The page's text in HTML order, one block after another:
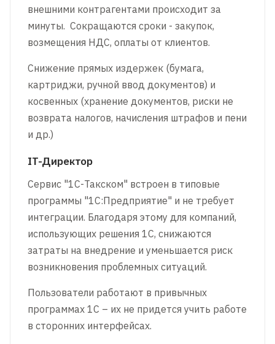
внешними контрагентами происходит за
минуты. Сокращаются сроки - закупок,
возмещения НДС, оплаты от клиентов.
Снижение прямых издержек (бумага,
картриджи, ручной ввод документов) и
косвенных (хранение документов, риски не
возврата налогов, начисления штрафов и пени
и др.)
IT-Директор
Сервис "1С-Такском" встроен в типовые
программы "1С:Предприятие" и не требует
интеграции. Благодаря этому для компаний,
использующих решения 1С, снижаются
затраты на внедрение и уменьшается риск
возникновения проблемных ситуаций.
Пользователи работают в привычных
программах 1С – их не придется учить работе
в сторонних интерфейсах.